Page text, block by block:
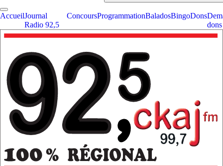
AccueilJournal
Radio 92,5
ConcoursProgrammationBaladosBingoDons
dons